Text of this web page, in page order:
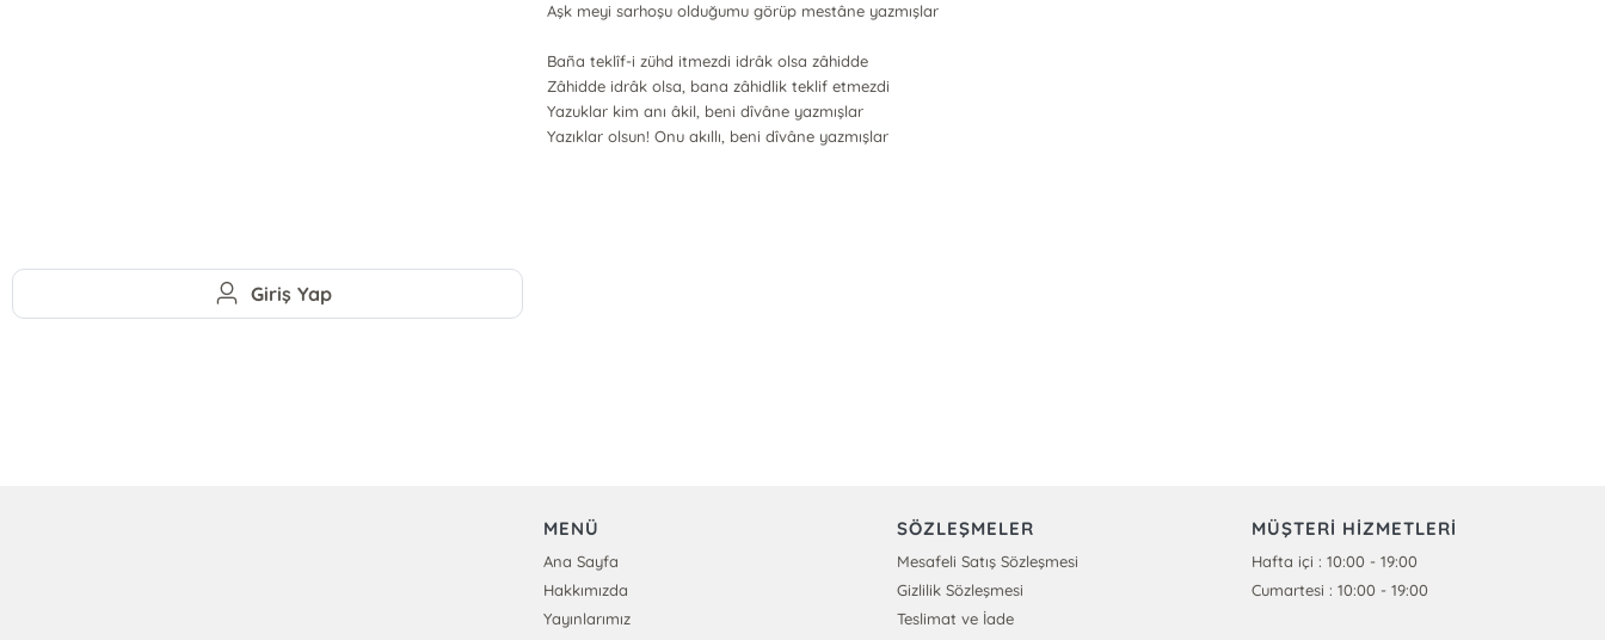
Aşk meyi sarhoşu olduğumu görüp mestâne yazmışlar
Baña teklîf-i zühd itmezdi idrâk olsa zâhidde
Zâhidde idrâk olsa, bana zâhidlik teklif etmezdi
Yazuklar kim anı âkil, beni dîvâne yazmışlar
Yazıklar olsun! Onu akıllı, beni dîvâne yazmışlar
Giriş Yap
MENÜ
Ana Sayfa
Hakkımızda
Yayınlarımız
SÖZLEŞMELER
Mesafeli Satış Sözleşmesi
Gizlilik Sözleşmesi
Teslimat ve İade
MÜŞTERİ HİZMETLERİ
Hafta içi : 10:00 - 19:00
Cumartesi : 10:00 - 19:00